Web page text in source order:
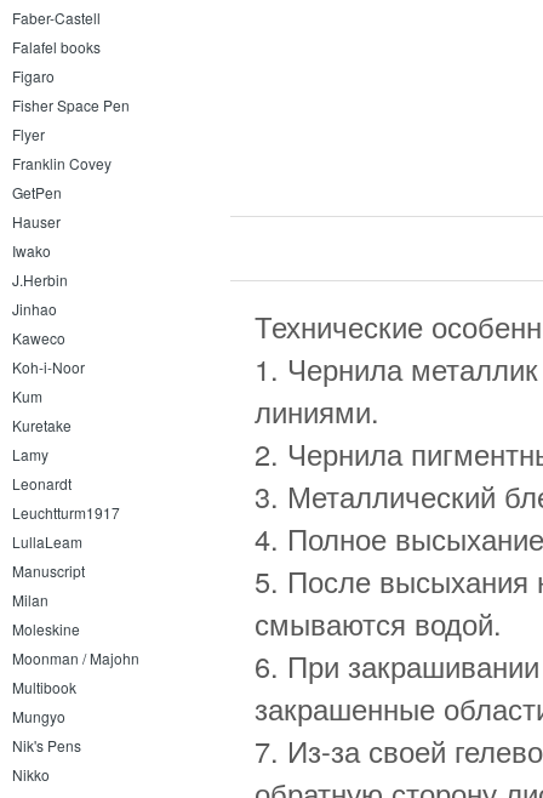
Faber-Castell
Falafel books
Figaro
Fisher Space Pen
Flyer
Franklin Covey
GetPen
Hauser
Iwako
J.Herbin
Jinhao
Kaweco
Koh-i-Noor
Kum
Kuretake
Lamy
Leonardt
Leuchtturm1917
LullaLeam
Manuscript
Milan
Moleskine
Moonman / Majohn
Multibook
Mungyo
Nik's Pens
Nikko
Технические
1. Чернила
линиями.
2. Чернила
3. Металлический
4. Полное
5. После высыхания
смываются водой.
6. При
закрашенные
7. Из-за своей